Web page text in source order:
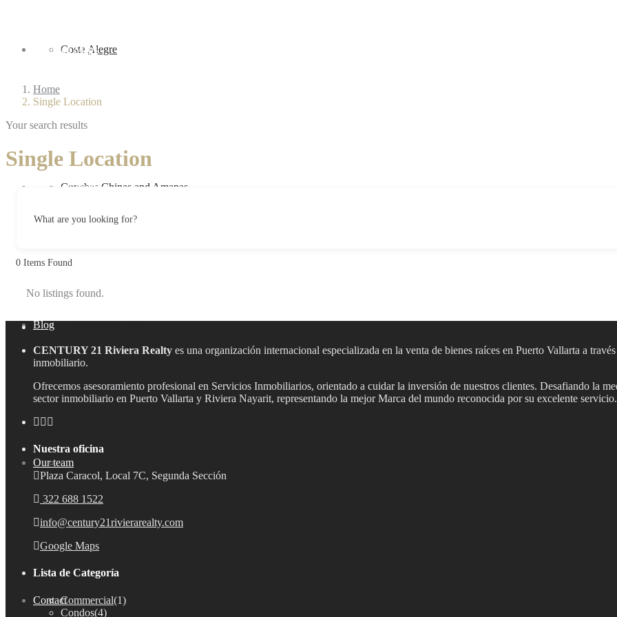
Costa Alegre
Conchas Chinas and Amapas
Aralias & Gaviotas
Aramara
Bucerías
PV Area Maps
Vallarta Lifestyle
Blog
Our team
Contact
Home
Single Location
Your search results
Single Location
What are you looking for?
0 Items Found
No listings found.
CENTURY 21 Riviera Realty es una organización internacional especializada en la venta de bienes raíces en Puerto Vallarta a
inmobiliario.
Ofrecemos asesoramiento profesional en Servicios Inmobiliarios, orientado a cuidar la inversión de nuestros clientes. Desafiando la
sector inmobiliario en Puerto Vallarta y Riviera Nayarit, representando la mejor Marca del mundo reconocida por su excelente servicio.
Nuestra oficina
Plaza Caracol, Local 7C, Segunda Sección
322 688 1522
info@century21rivierarealty.com
Google Maps
Lista de Categoría
Commercial(1)
Condos(4)